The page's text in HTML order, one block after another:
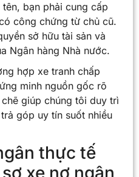
bạn phải cung cấp
công chứng từ chủ cũ.
sở hữu tài sản và
Ngân hàng Nhà nước.
hợp xe tranh chấp
minh nguồn gốc rõ
giúp chúng tôi duy trì
góp uy tín suốt nhiều
thực tế
xe nợ ngân